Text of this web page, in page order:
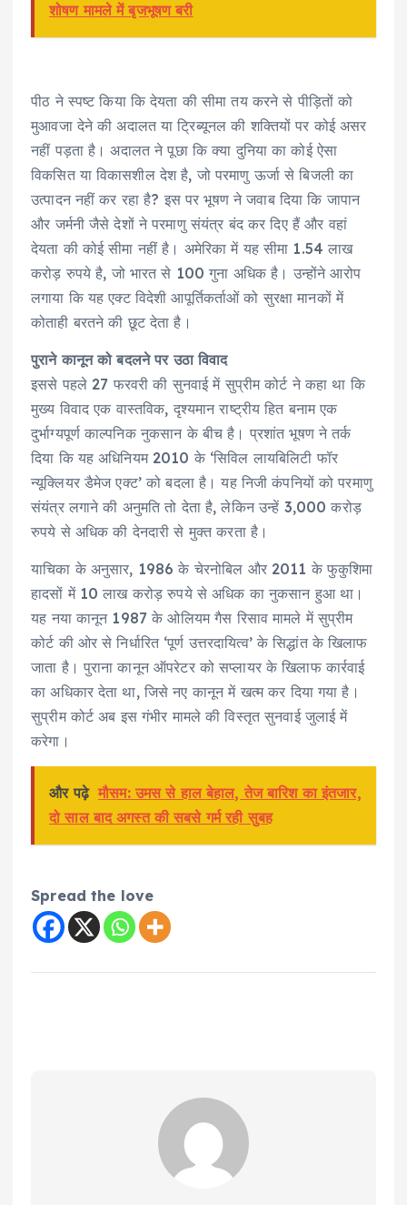
शोषण मामले में बृजभूषण बरी
पीठ ने स्पष्ट किया कि देयता की सीमा तय करने से पीड़ितों को
मुआवजा देने की अदालत या ट्रिब्यूनल की शक्तियों पर कोई असर
नहीं पड़ता है। अदालत ने पूछा कि क्या दुनिया का कोई ऐसा
विकसित या विकासशील देश है, जो परमाणु ऊर्जा से बिजली का
उत्पादन नहीं कर रहा है? इस पर भूषण ने जवाब दिया कि जापान
और जर्मनी जैसे देशों ने परमाणु संयंत्र बंद कर दिए हैं और वहां
देयता की कोई सीमा नहीं है। अमेरिका में यह सीमा 1.54 लाख
करोड़ रुपये है, जो भारत से 100 गुना अधिक है। उन्होंने आरोप
लगाया कि यह एक्ट विदेशी आपूर्तिकर्ताओं को सुरक्षा मानकों में
कोताही बरतने की छूट देता है।
पुराने कानून को बदलने पर उठा विवाद
इससे पहले 27 फरवरी की सुनवाई में सुप्रीम कोर्ट ने कहा था कि
मुख्य विवाद एक वास्तविक, दृश्यमान राष्ट्रीय हित बनाम एक
दुर्भाग्यपूर्ण काल्पनिक नुकसान के बीच है। प्रशांत भूषण ने तर्क
दिया कि यह अधिनियम 2010 के ‘सिविल लायबिलिटी फॉर
न्यूक्लियर डैमेज एक्ट’ को बदला है। यह निजी कंपनियों को परमाणु
संयंत्र लगाने की अनुमति तो देता है, लेकिन उन्हें 3,000 करोड़
रुपये से अधिक की देनदारी से मुक्त करता है।
याचिका के अनुसार, 1986 के चेरनोबिल और 2011 के फुकुशिमा
हादसों में 10 लाख करोड़ रुपये से अधिक का नुकसान हुआ था।
यह नया कानून 1987 के ओलियम गैस रिसाव मामले में सुप्रीम
कोर्ट की ओर से निर्धारित ‘पूर्ण उत्तरदायित्व’ के सिद्धांत के खिलाफ
जाता है। पुराना कानून ऑपरेटर को सप्लायर के खिलाफ कार्रवाई
का अधिकार देता था, जिसे नए कानून में खत्म कर दिया गया है।
सुप्रीम कोर्ट अब इस गंभीर मामले की विस्तृत सुनवाई जुलाई में
करेगा।
और पढ़े मौसम: उमस से हाल बेहाल, तेज बारिश का इंतजार,
दो साल बाद अगस्त की सबसे गर्म रही सुबह
Spread the love